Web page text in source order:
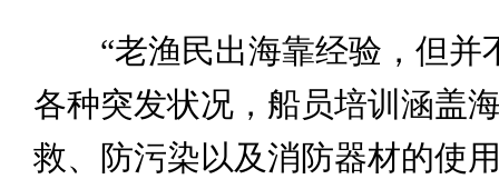
“老渔民出海靠经验，但并
各种突发状况，船员培训涵盖
救、防污染以及消防器材的使